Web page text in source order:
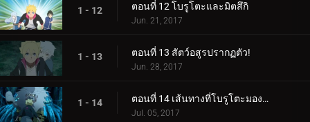
1 - 12 ตอนที่ 12 โบรูโตะและมิตสึกิ
Jun. 21, 2017
1 - 13 ตอนที่ 13 สัตว์อสูรปรากฏตัว!
Jun. 28, 2017
1 - 14 ตอนที่ 14 เส้นทางที่โบรูโตะมองเห็น
Jul. 05, 2017